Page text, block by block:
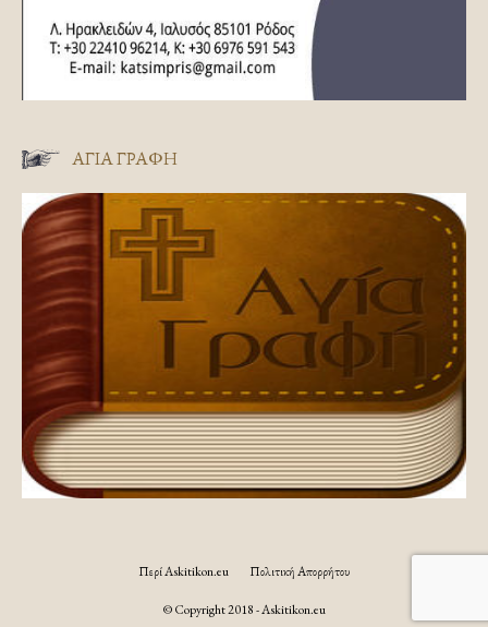
ΑΓΊΑ ΓΡΑΦΉ
Περί Askitikon.eu Πολιτική Απορρήτου
© Copyright 2018 - Askitikon.eu